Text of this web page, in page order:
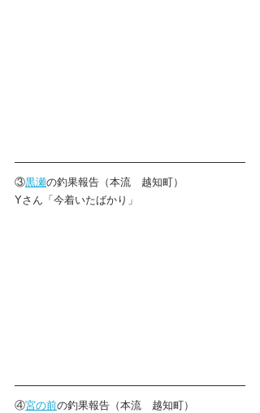
③黒瀬の釣果報告（本流　越知町）
Yさん「今着いたばかり」
④宮の前の釣果報告（本流　越知町）